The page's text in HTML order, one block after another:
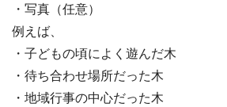
・写真（任意）
例えば、
・子どもの頃によく遊んだ木
・待ち合わせ場所だった木
・地域行事の中心だった木